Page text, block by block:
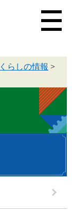
くらしの情報 >